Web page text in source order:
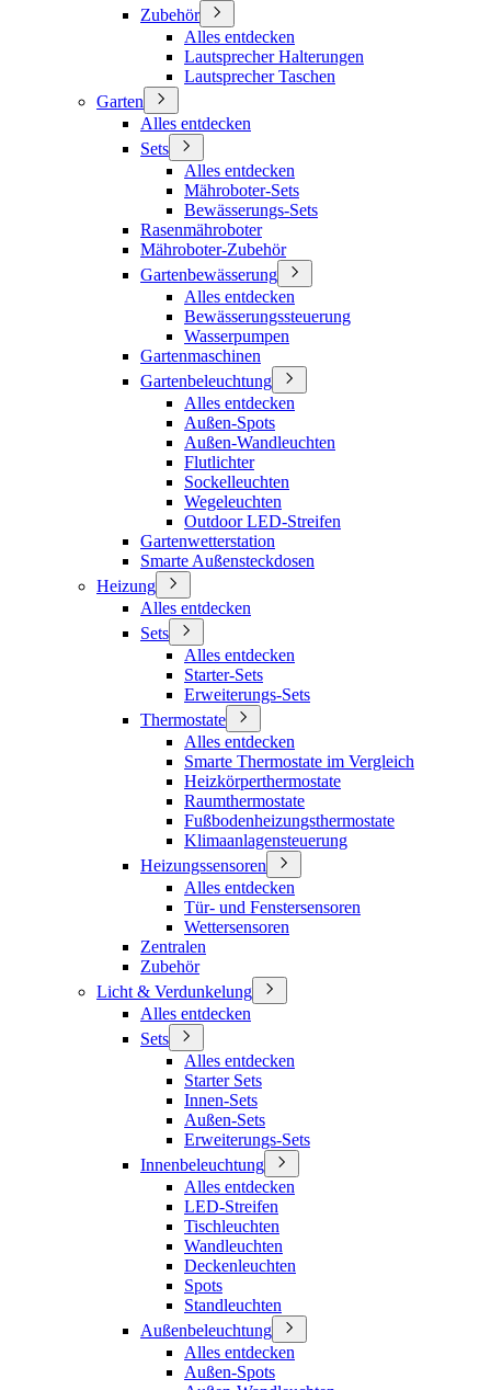
Zubehör
Alles entdecken
Lautsprecher Halterungen
Lautsprecher Taschen
Garten
Alles entdecken
Sets
Alles entdecken
Mähroboter-Sets
Bewässerungs-Sets
Rasenmähroboter
Mähroboter-Zubehör
Gartenbewässerung
Alles entdecken
Bewässerungssteuerung
Wasserpumpen
Gartenmaschinen
Gartenbeleuchtung
Alles entdecken
Außen-Spots
Außen-Wandleuchten
Flutlichter
Sockelleuchten
Wegeleuchten
Outdoor LED-Streifen
Gartenwetterstation
Smarte Außensteckdosen
Heizung
Alles entdecken
Sets
Alles entdecken
Starter-Sets
Erweiterungs-Sets
Thermostate
Alles entdecken
Smarte Thermostate im Vergleich
Heizkörperthermostate
Raumthermostate
Fußbodenheizungsthermostate
Klimaanlagensteuerung
Heizungssensoren
Alles entdecken
Tür- und Fenstersensoren
Wettersensoren
Zentralen
Zubehör
Licht & Verdunkelung
Alles entdecken
Sets
Alles entdecken
Starter Sets
Innen-Sets
Außen-Sets
Erweiterungs-Sets
Innenbeleuchtung
Alles entdecken
LED-Streifen
Tischleuchten
Wandleuchten
Deckenleuchten
Spots
Standleuchten
Außenbeleuchtung
Alles entdecken
Außen-Spots